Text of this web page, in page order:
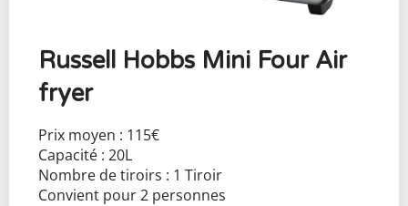
Russell Hobbs Mini Four Air
fryer
Prix moyen : 115€
Capacité : 20L
Nombre de tiroirs : 1 Tiroir
Convient pour 2 personnes